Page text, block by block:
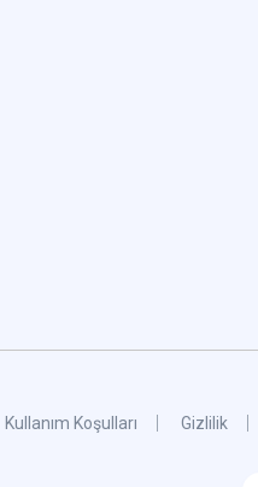
Kullanım Koşulları Gizlilik